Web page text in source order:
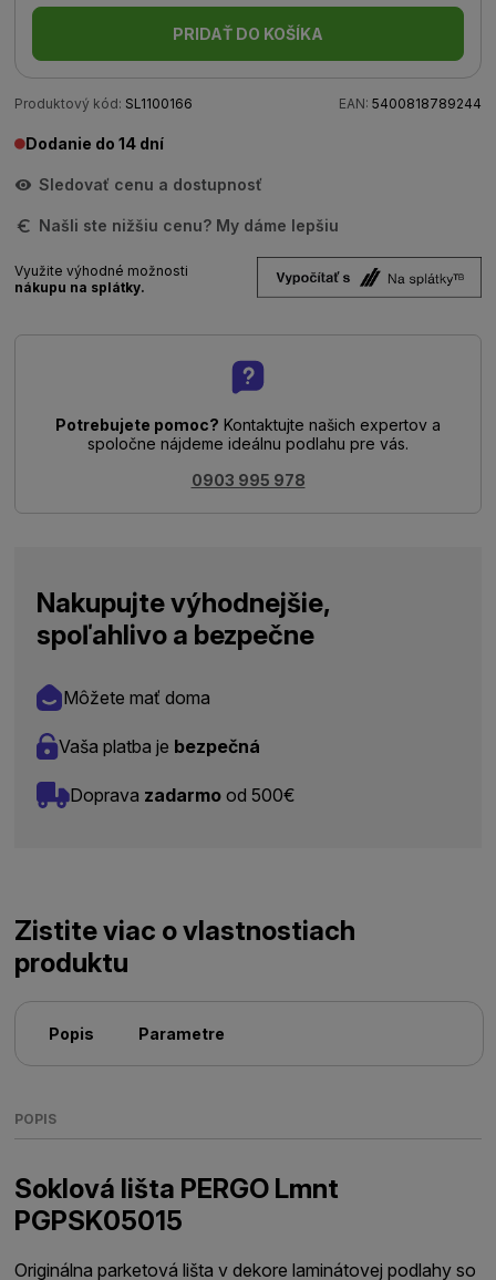
PRIDAŤ DO KOŠÍKA
Produktový kód: SL1100166 EAN: 5400818789244
Dodanie do 14 dní
Sledovať cenu a dostupnosť
Našli ste nižšiu cenu? My dáme lepšiu
Využite výhodné možnosti
nákupu na splátky.
Potrebujete pomoc? Kontaktujte našich expertov a
spoločne nájdeme ideálnu podlahu pre vás.
0903 995 978
Nakupujte výhodnejšie,
spoľahlivo a bezpečne
Môžete mať doma
Vaša platba je bezpečná
Doprava zadarmo od 500€
Zistite viac o vlastnostiach
produktu
Popis Parametre
POPIS
Soklová lišta PERGO Lmnt
PGPSK05015
Originálna parketová lišta v dekore laminátovej podlahy so